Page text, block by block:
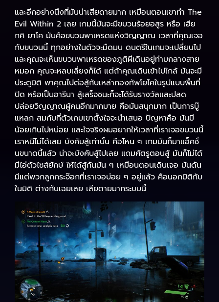
และอีกอย่างนึงที่มันน่าเสียดายมาก เหมือนตอนเขาทำ The
Evil Within 2 เลย เกมนี้มันจะมีขบวนร้อยอสูร หรือ เฮีย
กคิ ยาโค มันคือขบวนพาเหรดแห่งวิญญาณ เวลาที่คุณเจอ
กับขบวนนี้ ทุกอย่างในตัวจะมืดมน ดนตรีในเกมจะเปลี่ยนไป
และคุณจะเห็นขบวนพาเหรดของภูติผีเดินอยู่ท่ามกลางสาย
หมอก คุณจะหลบเลี่ยงก็ได้ แต่ถ้าคุณเดินเข้าไปใกล้ มันจะมี
ประตูมิติ พาคุณไปต่อสู้กับเหล่ากองทัพโยไคในรูปแบบพื้นที่
ปิด หรือเป็นอารีนา สู้เสร็จชนะก็จะได้รับรางวัลและปลด
ปล่อยวิญญาณผู้คนอีกมากมาย คือมันสนุกมาก เป็นการบู๊
แหลก สมกับที่ตัวเกมเขาตั้งใจจะนำเสนอ ปัญหาคือ มันมี
น้อยเกินไปหน่อย และใจจริงผมอยากให้เวลาที่เราเจอขบวนนี้
เราหนีไม่ได้เลย บังคับสู้เท่านั้น คือไหน ๆ เกมมันก็มาแอ็คชั่
นขนาดนี้แล้ว น่าจะบังคับสู้ไปเลย แถมศัตรูตอนสู้ มันก็ไม่ได้
มีไอ่ตัวไซส์ยักษ์ ให้ได้สู้กันมัน ๆ เหมือนตอนเดินเจอ มันดัน
มีแต่พวกลูกกระจ๊อกที่เราเจอบ่อย ๆ อยู่แล้ว คือนอกมิติกับ
ในมิติ ต่างกันเฉยเลย เสียดายมากระบบนี้